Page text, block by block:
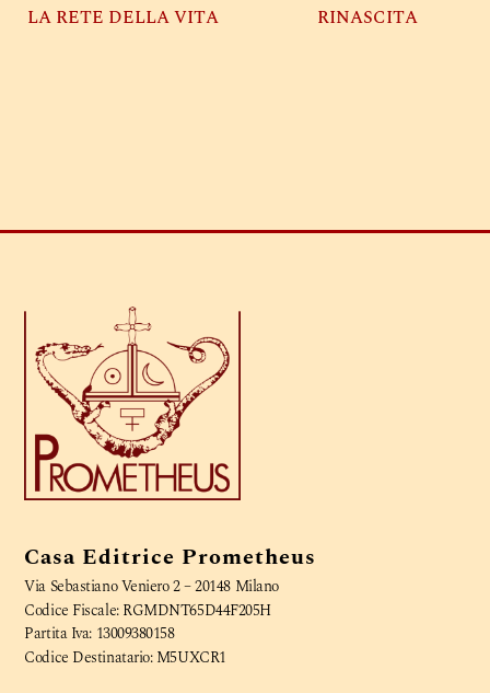
LA RETE DELLA VITA RINASCITA
Casa Editrice Prometheus
Via Sebastiano Veniero 2 – 20148 Milano
Codice Fiscale: RGMDNT65D44F205H
Partita Iva: 13009380158
Codice Destinatario: M5UXCR1